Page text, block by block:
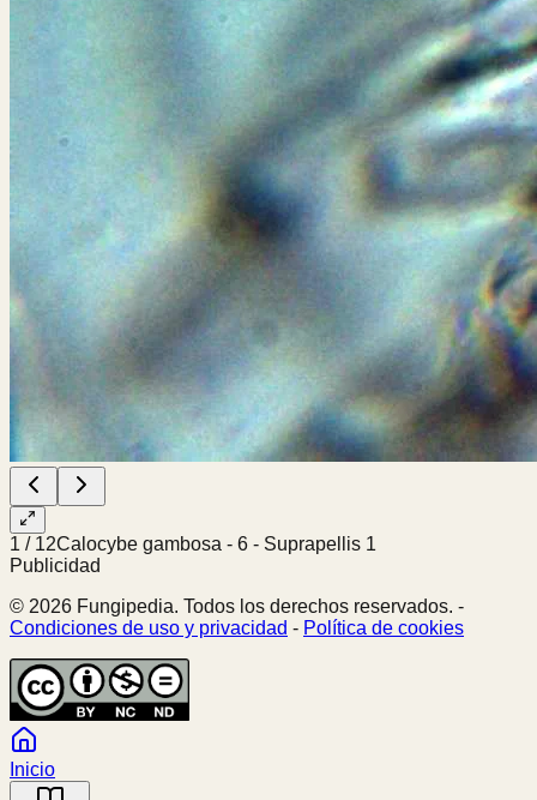
1 / 12Calocybe gambosa - 6 - Suprapellis 1
Publicidad
© 2026 Fungipedia. Todos los derechos reservados. -
Condiciones de uso y privacidad - Política de cookies
Inicio